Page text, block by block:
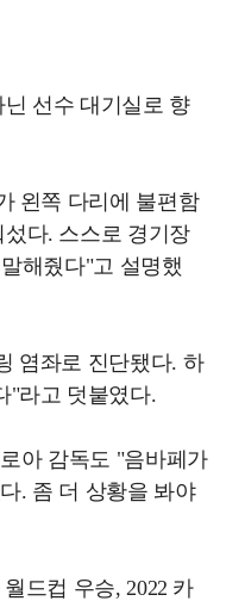
선수 대기실로 향
왼쪽 다리에 불편함
다. 스스로 경기장
해줬다"고 설명했
염좌로 진단됐다. 하
"라고 덧붙였다.
아 감독도 "음바페가
. 좀 더 상황을 봐야
드컵 우승, 2022 카